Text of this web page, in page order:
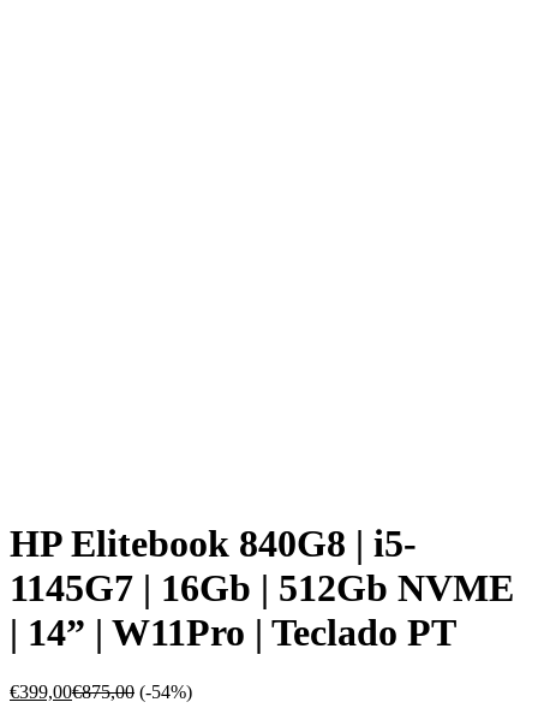
HP Elitebook 840G8 | i5-
1145G7 | 16Gb | 512Gb NVME
| 14” | W11Pro | Teclado PT
€399,00€875,00 (-54%)